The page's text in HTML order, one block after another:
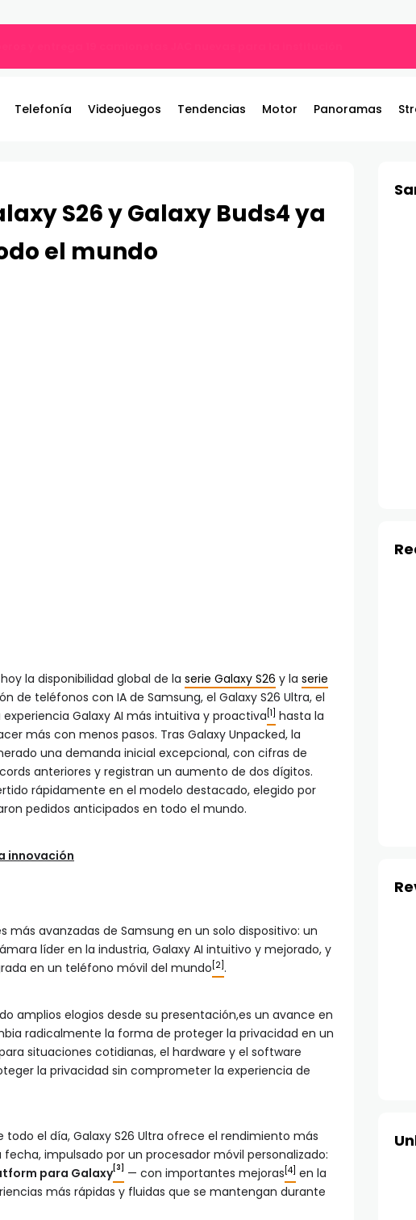
Telefonía Videojuegos Tendencias Motor Panoramas
S26 y Galaxy Buds4 ya
el mundo
la disponibilidad global de la serie Galaxy S26 y la serie
de teléfonos con IA de Samsung, el Galaxy S26 Ultra, el
experiencia Galaxy AI más intuitiva y proactiva [1] hasta la
más con menos pasos. Tras Galaxy Unpacked, la
una demanda inicial excepcional, con cifras de
anteriores y registran un aumento de dos dígitos.
rápidamente en el modelo destacado, elegido por
pedidos anticipados en todo el mundo.
innovación
más avanzadas de Samsung en un solo dispositivo: un
líder en la industria, Galaxy AI intuitivo y mejorado, y
en un teléfono móvil del mundo [2] .
amplios elogios desde su presentación,es un avance en
radicalmente la forma de proteger la privacidad en un
situaciones cotidianas, el hardware y el software
la privacidad sin comprometer la experiencia de
el día, Galaxy S26 Ultra ofrece el rendimiento más
impulsado por un procesador móvil personalizado:
para Galaxy[3] — con importantes mejoras [4] en la
más rápidas y fluidas que se mantengan durante